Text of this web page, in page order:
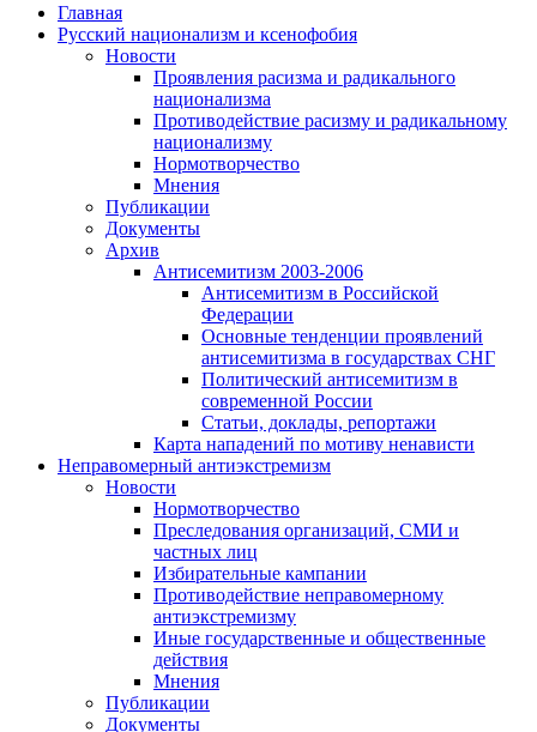
Главная
Русский национализм и ксенофобия
Новости
Проявления расизма и радикального
национализма
Противодействие расизму и радикальному
национализму
Нормотворчество
Мнения
Публикации
Документы
Архив
Антисемитизм 2003-2006
Антисемитизм в Российской
Федерации
Основные тенденции проявлений
антисемитизма в государствах СНГ
Политический антисемитизм в
современной России
Статьи, доклады, репортажи
Карта нападений по мотиву ненависти
Неправомерный антиэкстремизм
Новости
Нормотворчество
Преследования организаций, СМИ и
частных лиц
Избирательные кампании
Противодействие неправомерному
антиэкстремизму
Иные государственные и общественные
действия
Мнения
Публикации
Документы